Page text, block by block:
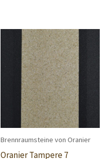
Brennraumsteine von Oranier
Oranier Tampere 7